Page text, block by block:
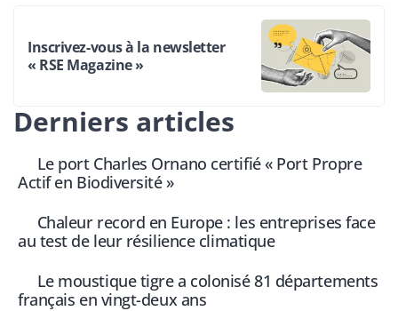
Inscrivez-vous à la newsletter
« RSE Magazine »
Derniers articles
Le port Charles Ornano certifié « Port Propre
Actif en Biodiversité »
Chaleur record en Europe : les entreprises face
au test de leur résilience climatique
Le moustique tigre a colonisé 81 départements
français en vingt-deux ans